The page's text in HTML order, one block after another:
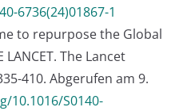
6736(24)01867-1
to repurpose the Global
LANCET. The Lancet
410. Abgerufen am 9.
10.1016/S0140-